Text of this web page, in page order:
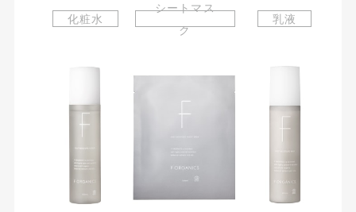
化粧水
シートマス
ク
乳液